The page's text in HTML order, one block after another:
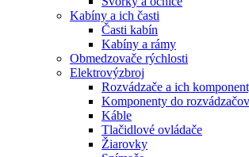
Kabíny a ich časti
Časti kabín
Kabíny a rámy
Obmedzovače rýchlosti
Elektrovýzbroj
Rozvádzače a ich
Komponenty do rozvádzačov
Káble
Tlačidlové ovládače
Žiarovky